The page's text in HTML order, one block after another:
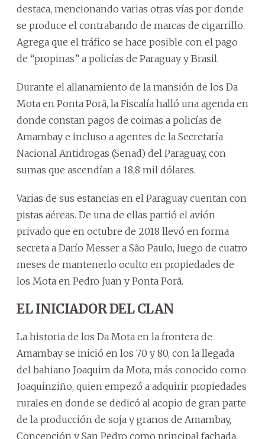
destaca, mencionando varias otras vías por donde
se produce el contrabando de marcas de cigarrillo.
Agrega que el tráfico se hace posible con el pago
de “propinas” a policías de Paraguay y Brasil.
Durante el allanamiento de la mansión de los Da
Mota en Ponta Porã, la Fiscalía halló una agenda en
donde constan pagos de coimas a policías de
Amambay e incluso a agentes de la Secretaría
Nacional Antidrogas (Senad) del Paraguay, con
sumas que ascendían a 18,8 mil dólares.
Varias de sus estancias en el Paraguay cuentan con
pistas aéreas. De una de ellas partió el avión
privado que en octubre de 2018 llevó en forma
secreta a Darío Messer a São Paulo, luego de cuatro
meses de mantenerlo oculto en propiedades de
los Mota en Pedro Juan y Ponta Porã.
EL INICIADOR DEL CLAN
La historia de los Da Mota en la frontera de
Amambay se inició en los 70 y 80, con la llegada
del bahiano Joaquim da Mota, más conocido como
Joaquinziño, quien empezó a adquirir propiedades
rurales en donde se dedicó al acopio de gran parte
de la producción de soja y granos de Amambay,
Concepción y San Pedro como principal fachada.